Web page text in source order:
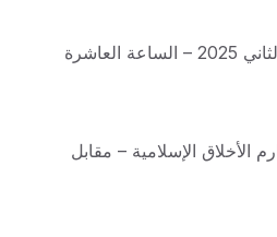
الزمان: الأحد 16 تشرين الثاني 2025 – الساعة العاشرة
الإسلامية – مقابل